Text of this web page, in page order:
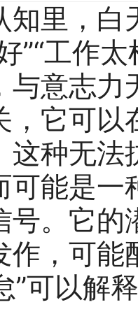
知里，
”“工作
与意志
，它可
这种无
可能是
号。它
作，可
”可以解